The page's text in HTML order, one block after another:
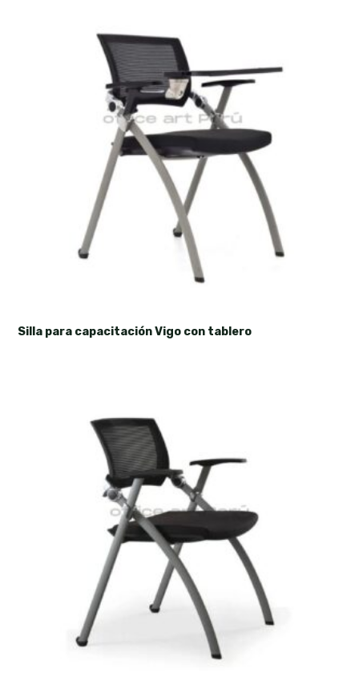
Silla para capacitación Vigo con tablero